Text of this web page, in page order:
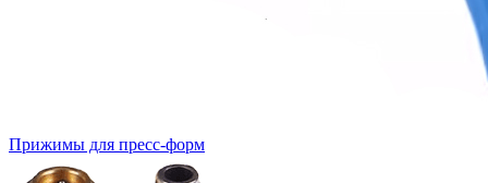
Прижимы для пресс-форм